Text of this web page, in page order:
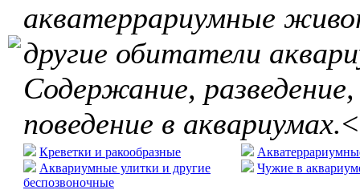
акватеррариумные
другие обитатели
Содержание, разведение,
поведение в аквариумах.<
Креветки и ракообразные
Аквариумные улитки и другие
беспозвоночные
Чужие в